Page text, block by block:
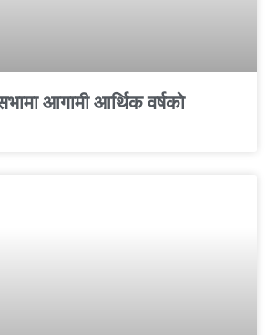
आगामी आर्थिक वर्षको